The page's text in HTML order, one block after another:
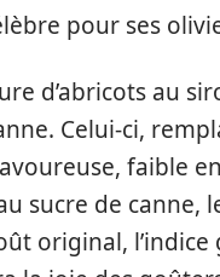
pour ses
d’abricots au
Celui-ci,
faible
sucre de canne,
original,